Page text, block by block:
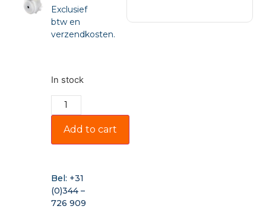
Exclusief
btw en
verzendkosten.
In stock
Add to cart
Bel: +31
(0)344 –
726 909